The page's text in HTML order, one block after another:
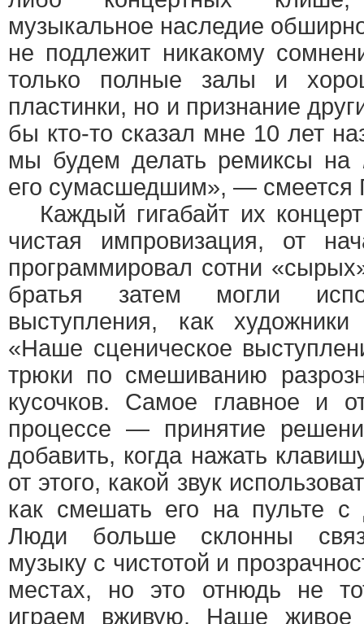
музыкальное наследие
не подлежит никакому
только полные залы и
пластинки, но и признание
бы кто-то сказал мне 10 лет
мы будем делать ремиксы на
его сумасшедшим», — смеется
Каждый гигабайт их
чистая импровизация, от
программировал сотни
братья затем могли
выступления, как художники
«Наше сценическое
трюки по смешиванию
кусочков. Самое главное и
процессе — принятие
добавить, когда нажать
от этого, какой звук
как смешать его на пульте с
Люди больше склонны
музыку с чистотой и
местах, но это отнюдь не
играем вживую. Наше живое